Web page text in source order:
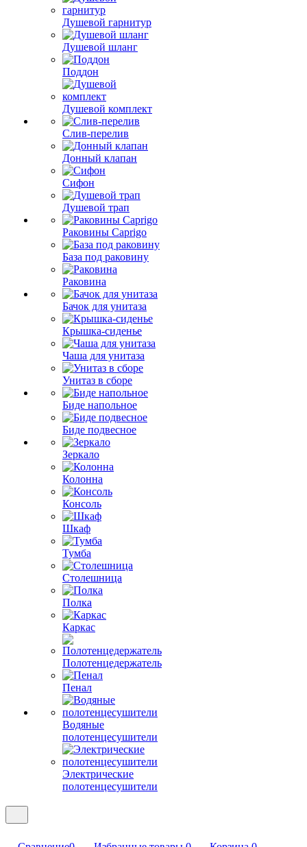
Душевой гарнитур
Душевой шланг
Поддон
Душевой комплект
Слив-перелив
Донный клапан
Сифон
Душевой трап
Раковины Caprigo
База под раковину
Раковина
Бачок для унитаза
Крышка-сиденье
Чаша для унитаза
Унитаз в сборе
Биде напольное
Биде подвесное
Зеркало
Колонна
Консоль
Шкаф
Тумба
Столешница
Полка
Каркас
Полотенцедержатель
Пенал
Водяные
полотенцесушители
Электрические
полотенцесушители